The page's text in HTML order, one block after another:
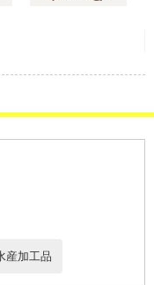
知県産）、醤油、発酵
【蒲焼たれ】醤油、砂
産加工品